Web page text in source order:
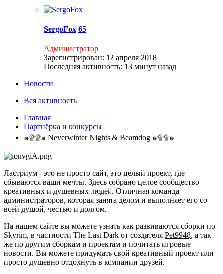
SergoFox 65
Администратор
Зарегистрирован: 12 апреля 2018
Последняя активность: 13 минут назад
Новости
Вся активность
Главная
Партнёрка и конкурсы
๑۩۩๑ Neverwinter Nights & Beamdog ๑۩۩๑
Ластриум - это не просто сайт, это целый проект, где
сбываются ваши мечты. Здесь собрано целое сообщество
креативных и душевных людей. Отличная команда
администраторов, которая занята делом и выполняет его со
всей душой, честью и долгом.
На нашем сайте вы можете узнать как развиваются сборки по
Skyrim, в частности The Last Dark от создателя Pet9948, а так
же по другим сборкам и проектам и почитать игровые
новости. Вы можете придумать свой креативный проект или
просто душевно отдохнуть в компании друзей.